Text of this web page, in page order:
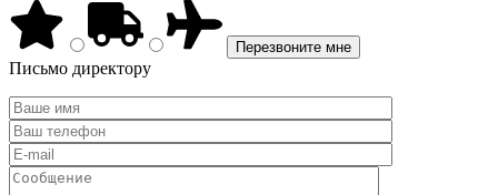
Письмо директору